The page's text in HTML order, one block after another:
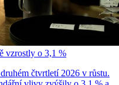
vzrostly o 3,1 %
čtvrtletí 2026 v růstu.